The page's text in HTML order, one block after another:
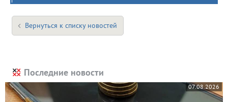
Вернуться к списку новостей
Последние новости
07.08.2026